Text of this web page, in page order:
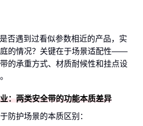
否遇到过看似参数相近的产品，实
庭的情况？关键在于场景适配性——
的承重方式、材质耐候性和挂点设
：两类安全带的功能本质差异
防护场景的本质区别：